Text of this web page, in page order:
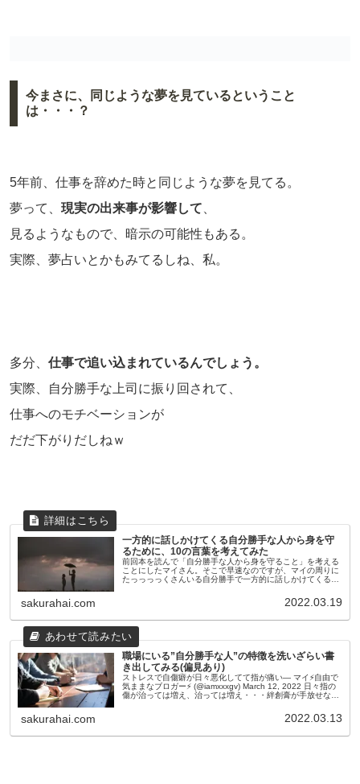
今まさに、同じような夢を見ているということ
は・・・？
5年前、仕事を辞めた時と同じような夢を見てる。
夢って、 現実の出来事が影響して
見るようなもので、暗示の可能性もある。
実際、夢占いとかもみてるしね、私。
多分、 仕事で追い込まれているんでしょう。
実際、自分勝手な上司に振り回されて、
仕事へのモチベーションが
だだ下がりだしねｗ
一方的に話しかけてくる自分勝手な人から身を守
るために、10の言葉を考えてみた
前回本を読んで「自分勝手な人から身を守ること」を考える
ことにしたマイさん。そこで早速なのですが、マイの周りに
たっっっっくさんいる自分勝手で一方的に話しかけてくる人
sakurahai.com 2022.03.19
職場にいる”自分勝手な人”の特徴を洗いざらい書
き出してみる(偏見あり)
ストレスで自傷癖が日々悪化してて指が痛い— マイ⚡️自由で
気ままなブロガー⚡️ (@iamxxxgv) March 12, 2022 日々指の
傷が治っては増え、治っては増え・・・絆創膏が手放せない
sakurahai.com 2022.03.13